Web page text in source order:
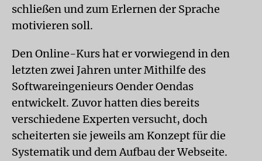
schließen und zum Erlernen der Sprache
motivieren soll.
Den Online-Kurs hat er vorwiegend in den
letzten zwei Jahren unter Mithilfe des
Softwareingenieurs Oender Oendas
entwickelt. Zuvor hatten dies bereits
verschiedene Experten versucht, doch
scheiterten sie jeweils am Konzept für die
Systematik und dem Aufbau der Webseite.